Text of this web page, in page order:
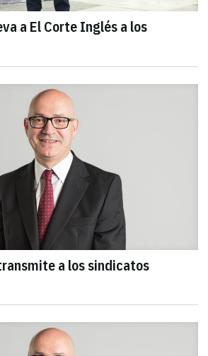
a El Corte Inglés a los
a los sindicatos